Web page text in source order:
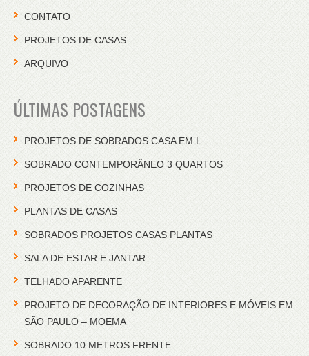
CONTATO
PROJETOS DE CASAS
ARQUIVO
ÚLTIMAS POSTAGENS
PROJETOS DE SOBRADOS CASA EM L
SOBRADO CONTEMPORÂNEO 3 QUARTOS
PROJETOS DE COZINHAS
PLANTAS DE CASAS
SOBRADOS PROJETOS CASAS PLANTAS
SALA DE ESTAR E JANTAR
TELHADO APARENTE
PROJETO DE DECORAÇÃO DE INTERIORES E MÓVEIS EM
SÃO PAULO – MOEMA
SOBRADO 10 METROS FRENTE